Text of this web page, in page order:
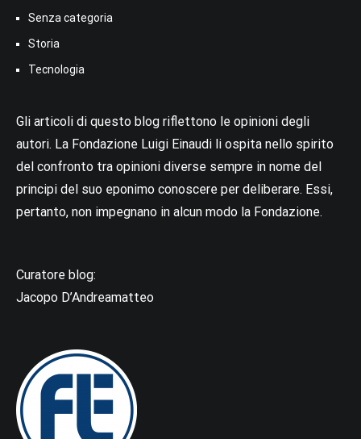
Senza categoria
Storia
Tecnologia
Gli articoli di questo blog riflettono le opinioni degli
autori. La Fondazione Luigi Einaudi li ospita nello spirito
del confronto tra opinioni diverse sempre in nome del
principi del suo eponimo conoscere per deliberare. Essi,
pertanto, non impegnano in alcun modo la Fondazione.
Curatore blog:
Jacopo D’Andreamatteo